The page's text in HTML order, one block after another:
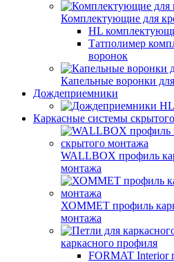
Комплектующие для
HL
Татполимер
воронок
Капельные воронки
Дождеприемники
Каркасные системы
WALLBOX профиль
монтажа
ХОММЕТ профиль
монтажа
каркасного профиля
FORMAT Interior